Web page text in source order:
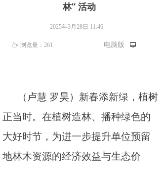
林” 活动
（卢慧 罗昊）新春添新绿，植树
正当时。在植树造林、播种绿色的
大好时节，为进一步提升单位预留
地林木资源的经济效益与生态价
2025年3月28日 11:46
ꄘ 浏览量： 261 电脑版 넡